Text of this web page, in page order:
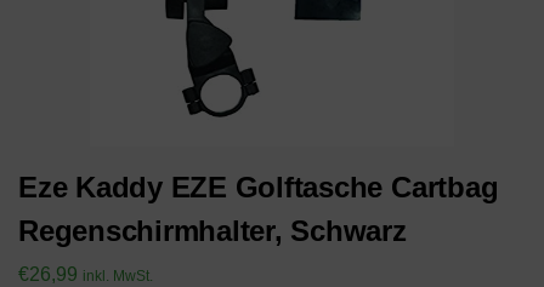
Eze Kaddy EZE Golftasche Cartbag
Regenschirmhalter, Schwarz
€26,99 inkl. MwSt.